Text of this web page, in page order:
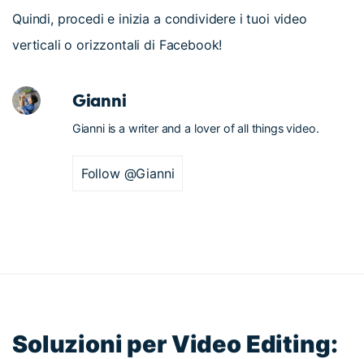
Quindi, procedi e inizia a condividere i tuoi video
verticali o orizzontali di Facebook!
Gianni
Gianni is a writer and a lover of all things video.
Follow @Gianni
Soluzioni per Video Editing: